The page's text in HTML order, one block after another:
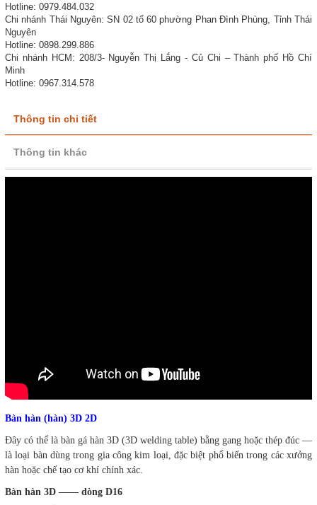
Hotline: 0979.484.032
Chi nhánh Thái Nguyên: SN 02 tổ 60 phường Phan Đình Phùng, Tỉnh Thái
Nguyên
Hotline: 0898.299.886
Chi nhánh HCM: 208/3- Nguyễn Thị Lắng - Củ Chi – Thành phố Hồ Chí
Minh
Hotline: 0967.314.578
Thông tin chi tiết
Thông tin khác
Bàn hàn (hàn) 3D 2D
Đây có thể là bàn gá hàn 3D (3D welding table) bằng gang hoặc thép đúc —
là loại bàn dùng trong gia công kim loại, đặc biệt phổ biến trong các xưởng
hàn hoặc chế tạo cơ khí chính xác.
Bàn hàn 3D —— dòng D16